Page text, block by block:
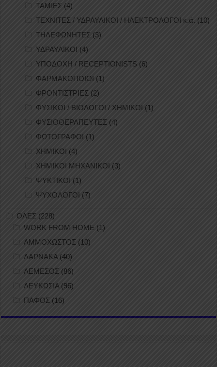
ΤΑΜΙΕΣ (4)
ΤΕΧΝΙΤΕΣ / ΥΔΡΑΥΛΙΚΟΙ / ΗΛΕΚΤΡΟΛΟΓΟΙ κ.ά. (10)
ΤΗΛΕΦΩΝΗΤΕΣ (3)
ΥΔΡΑΥΛΙΚΟΙ (4)
ΥΠΟΔΟΧΗ / RECEPTIONISTS (6)
ΦΑΡΜΑΚΟΠΟΙΟΙ (1)
ΦΡΟΝΤΙΣΤΡΙΕΣ (2)
ΦΥΣΙΚΟΙ / ΒΙΟΛΟΓΟΙ / ΧΗΜΙΚΟΙ (1)
ΦΥΣΙΟΘΕΡΑΠΕΥΤΕΣ (4)
ΦΩΤΟΓΡΑΦΟΙ (1)
ΧΗΜΙΚΟΙ (4)
ΧΗΜΙΚΟΙ ΜΗΧΑΝΙΚΟΙ (3)
ΨΥΚΤΙΚΟΙ (1)
ΨΥΧΟΛΟΓΟΙ (7)
ΟΛΕΣ (228)
WORK FROM HOME (1)
ΑΜΜΟΧΩΣΤΟΣ (10)
ΛΑΡΝΑΚΑ (40)
ΛΕΜΕΣΟΣ (86)
ΛΕΥΚΩΣΙΑ(96)
ΠΑΦΟΣ (16)